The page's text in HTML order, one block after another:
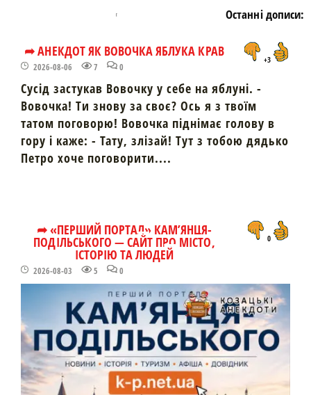
Останні дописи:
➦ АНЕКДОТ ЯК ВОВОЧКА ЯБЛУКА КРАВ
2026-08-06 7 0
+3
Сусід застукав Вовочку у себе на яблуні. -
Вовочка! Ти знову за своє? Ось я з твоїм
татом поговорю! Вовочка піднімає голову в
гору і каже: - Тату, злізай! Тут з тобою дядько
Петро хоче поговорити....
➦ «ПЕРШИЙ ПОРТАЛ» КАМ’ЯНЦЯ-
ПОДІЛЬСЬКОГО — САЙТ ПРО МІСТО,
ІСТОРІЮ ТА ЛЮДЕЙ
2026-08-03 5 0
0